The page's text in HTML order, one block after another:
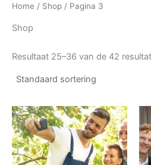
Home / Shop / Pagina 3
Shop
Resultaat 25–36 van de 42